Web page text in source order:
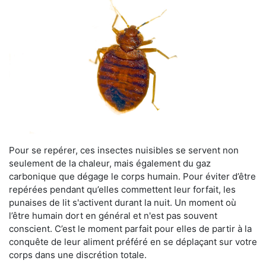
Pour se repérer, ces insectes nuisibles se servent non
seulement de la chaleur, mais également du gaz
carbonique que dégage le corps humain. Pour éviter d’être
repérées pendant qu’elles commettent leur forfait, les
punaises de lit s'activent durant la nuit. Un moment où
l’être humain dort en général et n'est pas souvent
conscient. C’est le moment parfait pour elles de partir à la
conquête de leur aliment préféré en se déplaçant sur votre
corps dans une discrétion totale.